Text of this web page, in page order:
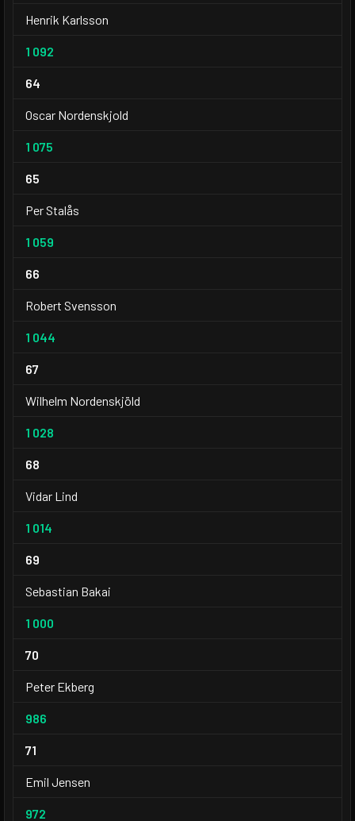
Henrik Karlsson
1 092
64
Oscar Nordenskjold
1 075
65
Per Stalås
1 059
66
Robert Svensson
1 044
67
Wilhelm Nordenskjöld
1 028
68
Vidar Lind
1 014
69
Sebastian Bakai
1 000
70
Peter Ekberg
986
71
Emil Jensen
972